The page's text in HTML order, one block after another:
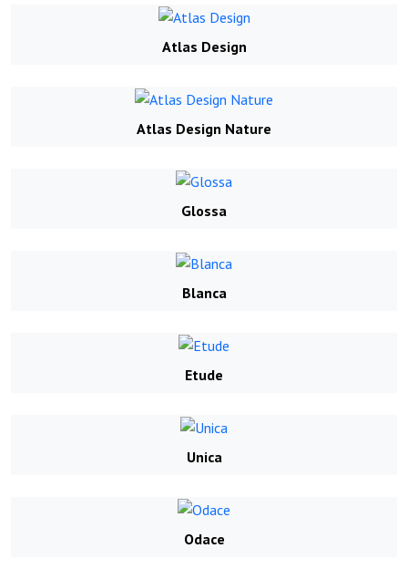
Atlas Design
Atlas Design Nature
Glossa
Blanca
Etude
Unica
Odace